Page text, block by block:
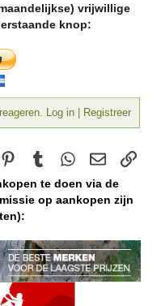
vrijwillige
knop:
Log in | Registreer
PinterestTumblr WhatsApp
E-mail
te doen via de
op aankopen zijn